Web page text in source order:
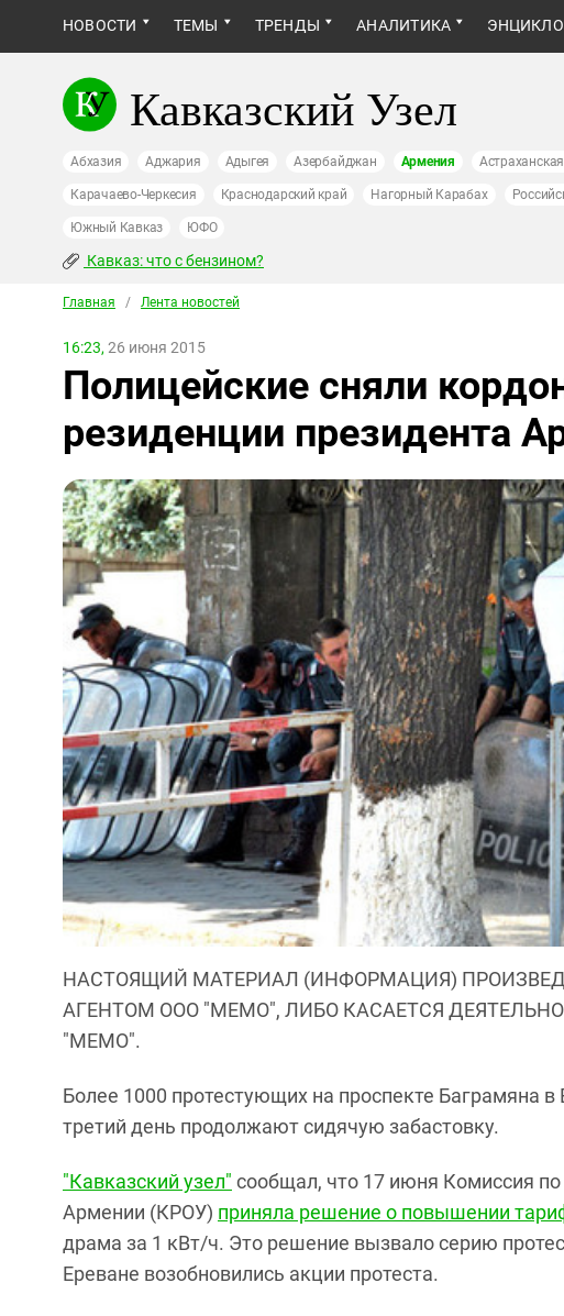
НОВОСТИ ТЕМЫ ТРЕНДЫ АНАЛИТИКА
Кавказский Узел
Абхазия Аджария Адыгея Азербайджан Армения
Карачаево-Черкесия Краснодарский край Нагорный Карабах
Южный Кавказ ЮФО
Кавказ: что с бензином?
Главная / Лента новостей
16:23, 26 июня 2015
Полицейские сняли
резиденции президента
НАСТОЯЩИЙ МАТЕРИАЛ (ИНФОРМАЦИЯ)
АГЕНТОМ ООО "МЕМО", ЛИБО КАСАЕТСЯ
"МЕМО".
Более 1000 протестующих на проспекте Баграмяна
третий день продолжают сидячую забастовку.
"Кавказский узел" сообщал, что 17 июня Комиссия
Армении (КРОУ) приняла решение о повышении
драма за 1 кВт/ч. Это решение вызвало серию
Ереване возобновились акции протеста.